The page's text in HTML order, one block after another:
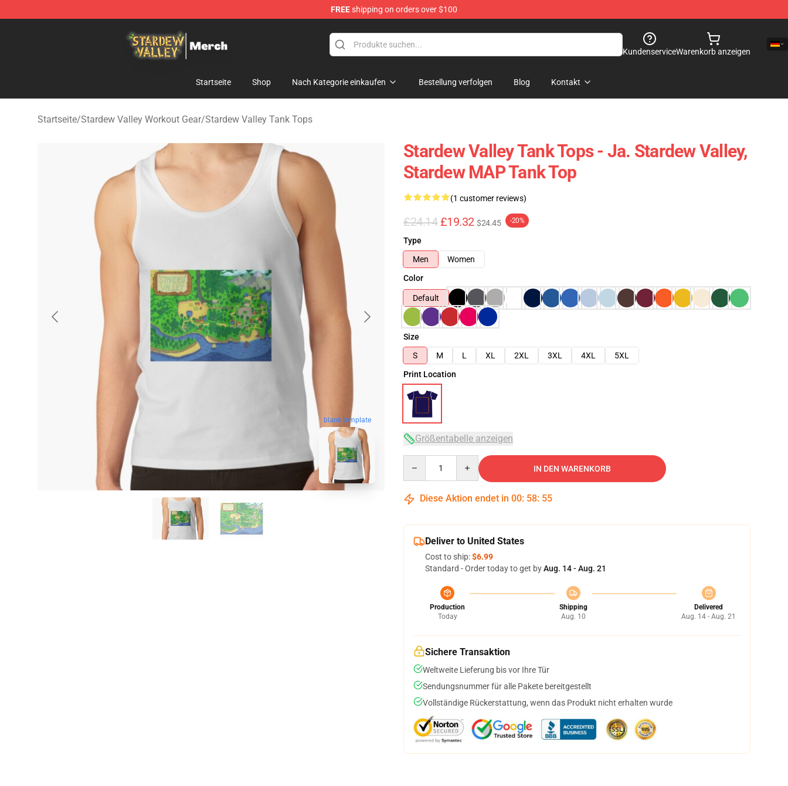
FREEshipping on orders over $100
KundenserviceWarenkorb anzeigen
Startseite Shop Nach Kategorie einkaufen Bestellung verfolgen Blog Kontakt
Startseite/Stardew Valley Workout Gear/Stardew Valley Tank Tops
blank template
Stardew Valley Tank Tops - Ja. Stardew Valley,
Stardew MAP Tank Top
(1 customer reviews)
£24.14 £19.32 $24.45 -20%
Type
Men
Women
Color
Default
Size
S
M L XL 2XL 3XL 4XL
5XL
Print Location
Größentabelle anzeigen
IN DEN WARENKORB
Diese Aktion endet in 00: 58: 54
Deliver to United States
Cost to ship:$6.99
Standard - Order today to get byAug. 14 - Aug. 21
Production
Today
Shipping
Aug. 10
Delivered
Aug. 14 - Aug. 21
Sichere Transaktion
Weltweite Lieferung bis vor Ihre Tür
Sendungsnummer für alle Pakete bereitgestellt
Vollständige Rückerstattung, wenn das Produkt nicht erhalten wurde